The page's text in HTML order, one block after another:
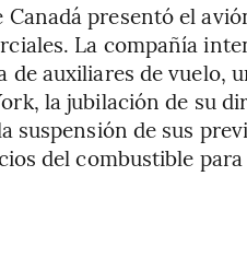
Canadá presentó el
La compañía
de auxiliares de vuelo,
la jubilación de su
suspensión de sus
del combustible para